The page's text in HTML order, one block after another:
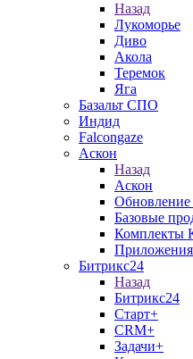
Назад
Лукоморье
Диво
Акола
Теремок
Яга
Базальт СПО
Индид
Falcongaze
Аскон
Назад
Аскон
Базовые
Битрикс24
Назад
Битрикс24
Старт+
CRM+
Задачи+